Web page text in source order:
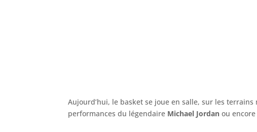
Aujourd’hui, le basket se joue en salle, sur les
performances du légendaire Michael Jordan ou